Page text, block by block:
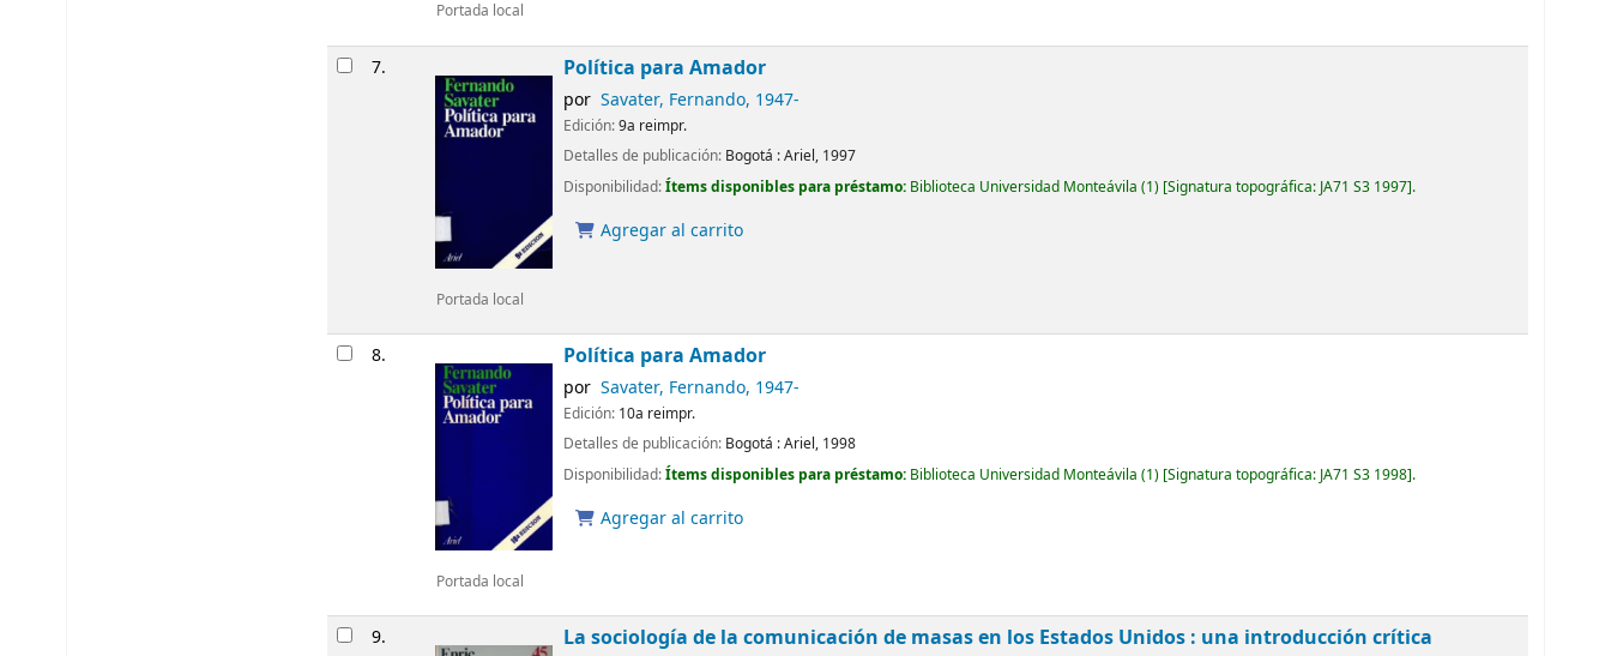
Portada local
7.
Portada local
Política para Amador
por Savater, Fernando, 1947-
Edición:9a reimpr.
Detalles de publicación: Bogotá :Ariel, 1997
Disponibilidad:Ítems disponibles para préstamo: Biblioteca Universidad Monteávila (1) Signatura topográfica: JA71 S3 1997 .
Agregar al carrito
8.
Portada local
Política para Amador
por Savater, Fernando, 1947-
Edición: 10a reimpr.
Detalles de publicación: Bogotá :Ariel, 1998
Disponibilidad:Ítems disponibles para préstamo: Biblioteca Universidad Monteávila (1) Signatura topográfica: JA71 S3 1998 .
Agregar al carrito
9. La sociología de la comunicación de masas en los Estados Unidos : una introducción crítica